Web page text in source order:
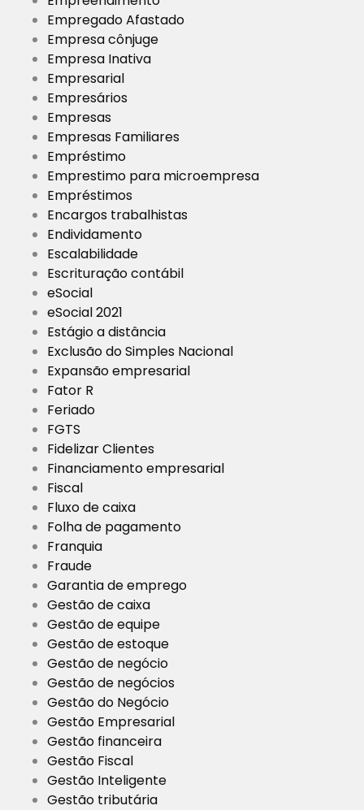
Empregado Afastado
Empresa cônjuge
Empresa Inativa
Empresarial
Empresários
Empresas
Empresas Familiares
Empréstimo
Emprestimo para microempresa
Empréstimos
Encargos trabalhistas
Endividamento
Escalabilidade
Escrituração contábil
eSocial
eSocial 2021
Estágio a distância
Exclusão do Simples Nacional
Expansão empresarial
Fator R
Feriado
FGTS
Fidelizar Clientes
Financiamento empresarial
Fiscal
Fluxo de caixa
Folha de pagamento
Franquia
Fraude
Garantia de emprego
Gestão de caixa
Gestão de equipe
Gestão de estoque
Gestão de negócio
Gestão de negócios
Gestão do Negócio
Gestão Empresarial
Gestão financeira
Gestão Fiscal
Gestão Inteligente
Gestão tributária